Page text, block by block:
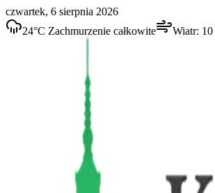
czwartek, 6 sierpnia 2026
24°C Zachmurzenie całkowite Wiatr: 10